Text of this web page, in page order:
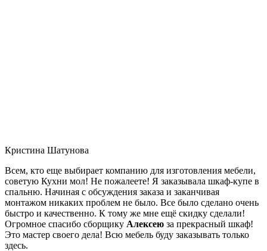
Кристина Шатунова
Всем, кто еще выбирает компанию для изготовления мебели,
советую Кухни мол! Не пожалеете! Я заказывала шкаф-купе в
спальню. Начиная с обсуждения заказа и заканчивая
монтажом никаких проблем не было. Все было сделано очень
быстро и качественно. К тому же мне ещё скидку сделали!
Огромное спасибо сборщику Алексею за прекрасный шкаф!
Это мастер своего дела! Всю мебель буду заказывать только
здесь.